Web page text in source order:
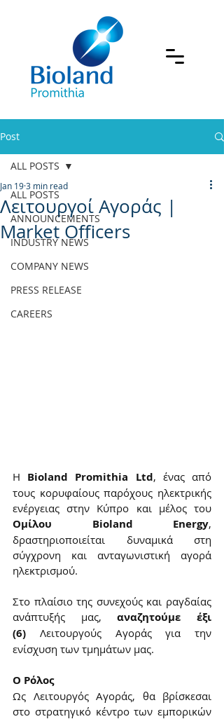
Post
ALL POSTS
ANNOUNCEMENTS
INDUSTRY NEWS
COMPANY NEWS
PRESS RELEASE
CAREERS
ALL POSTS
Λειτουργοί Αγοράς |
Market Officers
Jan 193 min read
Η Bioland Promithia Ltd, ένας από
τους κορυφαίους παρόχους ηλεκτρικής
Ομίλου Bioland Energy,
δραστηριοποιείται δυναμικά στη
σύγχρονη και ανταγωνιστική αγορά
ηλεκτρισμού.
Στο πλαίσιο της συνεχούς και ραγδαίας
ανάπτυξής μας, αναζητούμε έξι
(6) Λειτουργούς Αγοράς για την
ενίσχυση των τμημάτων μας.
Ο Ρόλος
Ως Λειτουργός Αγοράς, θα βρίσκεσαι
στο στρατηγικό κέντρο των εμπορικών